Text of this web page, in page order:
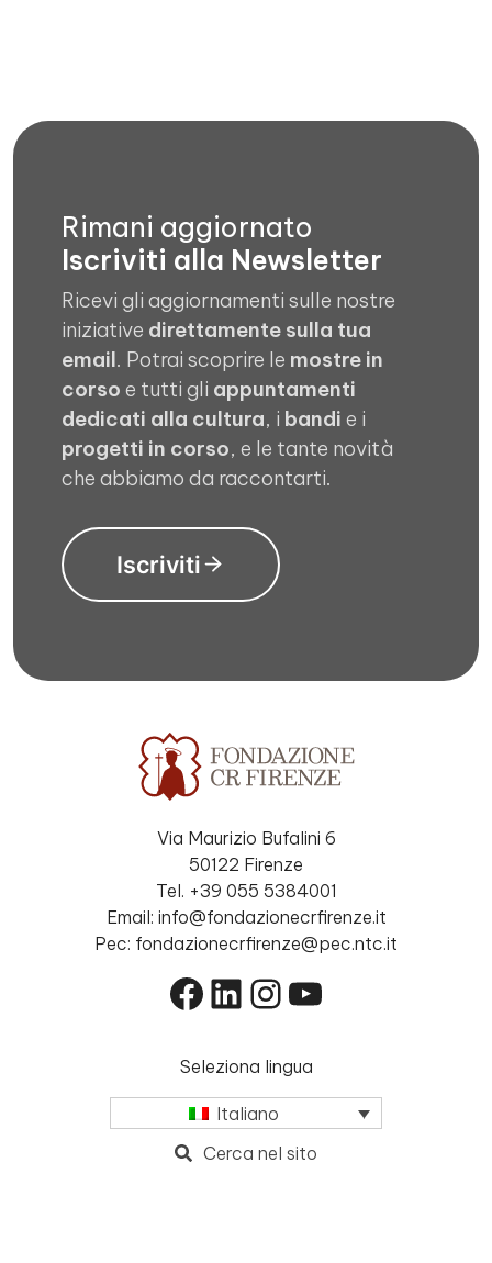
Rimani aggiornato
Iscriviti alla Newsletter
Ricevi gli aggiornamenti sulle nostre
iniziative direttamente sulla tua
email. Potrai scoprire le mostre in
corso e tutti gli appuntamenti
dedicati alla cultura, i bandi e i
progetti in corso, e le tante novità
che abbiamo da raccontarti.
Iscriviti
Via Maurizio Bufalini 6
50122 Firenze
Tel. +39 055 5384001
Email: info@fondazionecrfirenze.it
Pec: fondazionecrfirenze@pec.ntc.it
Facebook
LinkedIn
Instagram
YouTube
Seleziona lingua
Italiano
Cerca nel sito